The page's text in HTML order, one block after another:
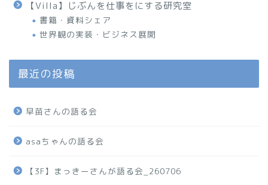
【Villa】じぶんを仕事をにする研究室
書籍・資料シェア
世界観の実装・ビジネス展開
最近の投稿
早苗さんの語る会
asaちゃんの語る会
【3F】まっきーさんが語る会_260706